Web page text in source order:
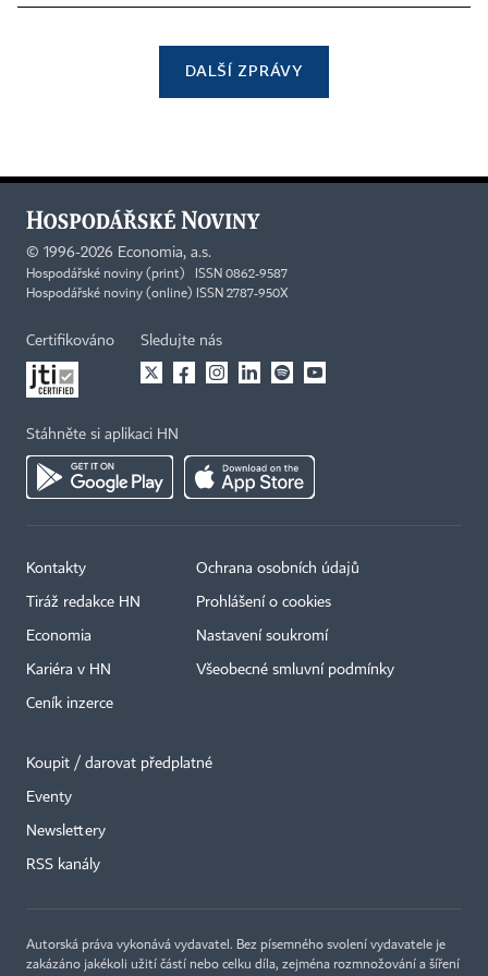
DALŠÍ ZPRÁVY
© 1996-2026 Economia, a.s.
Hospodářské noviny (print) ISSN 0862-9587
Hospodářské noviny (online) ISSN 2787-950X
Certifikováno Sledujte nás
Stáhněte si aplikaci HN
Kontakty
Tiráž redakce HN
Economia
Kariéra v HN
Ceník inzerce
Ochrana osobních údajů
Prohlášení o cookies
Nastavení soukromí
Všeobecné smluvní podmínky
Koupit / darovat předplatné
Eventy
Newslettery
RSS kanály
Autorská práva vykonává vydavatel. Bez písemného svolení vydavatele je
zakázáno jakékoli užití částí nebo celku díla, zejména rozmnožování a šíření